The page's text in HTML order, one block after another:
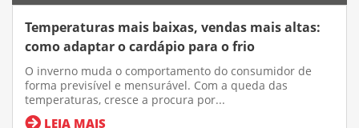
Temperaturas mais baixas, vendas mais altas:
como adaptar o cardápio para o frio
O inverno muda o comportamento do consumidor de
forma previsível e mensurável. Com a queda das
temperaturas, cresce a procura por...
LEIA MAIS